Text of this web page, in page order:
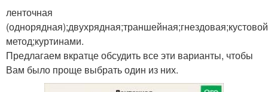
ленточная
(однорядная);двухрядная;траншейная;гнездовая;кустовой
метод;куртинами.
Предлагаем вкратце обсудить все эти варианты, чтобы
Вам было проще выбрать один из них.